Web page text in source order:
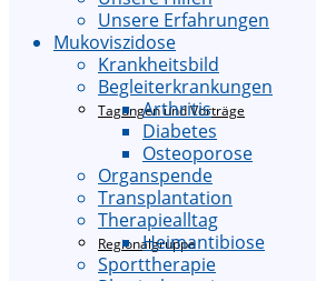
Tagungen und Vorträge
Regionalgruppe
Unsere Erfahrungen
Mukoviszidose
Krankheitsbild
Begleiterkrankungen
Arthritis
Diabetes
Osteoporose
Organspende
Transplantation
Therapiealltag
Heimantibiose
Sporttherapie